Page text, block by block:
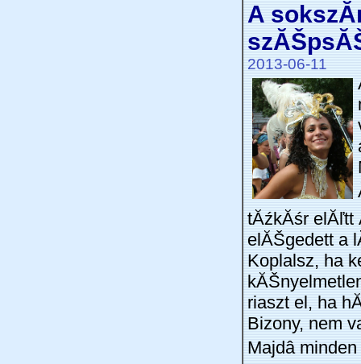
A
2013-06-11
tĂźkĂśr elĂľtt
elĂŠgedett a
Koplalsz, ha
riaszt el, ha
Bizony, nem
Majdâ